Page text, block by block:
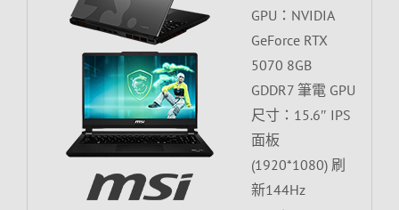
GPU：NVIDIA
GeForce RTX
5070 8GB
GDDR7 筆電 GPU
尺寸：15.6″ IPS
面板
(1920*1080) 刷
新144Hz